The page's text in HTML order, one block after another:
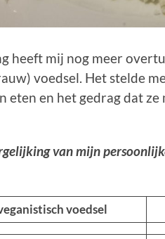
heeft mij nog meer
voedsel. Het stelde
eten en het gedrag dat
van mijn
voedsel